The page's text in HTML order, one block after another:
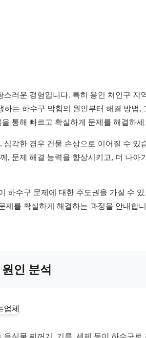
러운 경험입니다. 특히 용인 처인구
는 하수구 막힘의 원인부터 해결 방
통해 빠르고 확실하게 문제를 해결하세
각한 경우 건물 손상으로 이어질 수
문제 해결 능력을 향상시키고, 더 나
하수구 문제에 대한 주도권을 가질 수
를 확실하게 해결하는 과정을 안내합
인 분석
식물 찌꺼기, 기름, 세제 등이 하수구